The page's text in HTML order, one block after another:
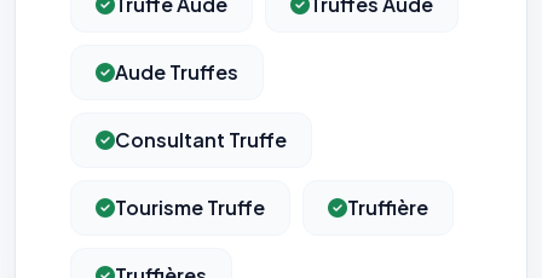
Aude Truffes
Consultant Truffe
Tourisme Truffe Truffière